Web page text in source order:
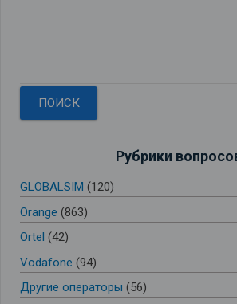
Рубрики
GLOBALSIM (120)
Orange (863)
Ortel (42)
Vodafone (94)
Другие операторы (56)